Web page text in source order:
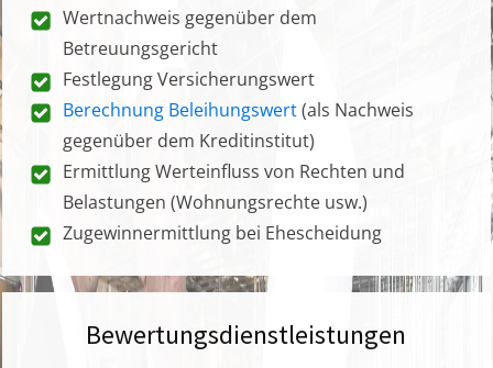
Wertnachweis gegenüber dem
Betreuungsgericht
Festlegung Versicherungswert
Berechnung Beleihungswert(als Nachweis
gegenüber dem Kreditinstitut)
Ermittlung Werteinfluss von Rechten und
Belastungen (Wohnungsrechte usw.)
Zugewinnermittlung bei Ehescheidung
Bewertungsdienstleistungen